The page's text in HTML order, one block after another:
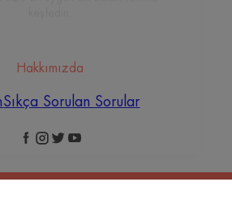
yardımıyla gerçekten ihtiyacı olanı
en uygun cilt bakım rutinini
IÇIN TEŞHISIM
Hakkımızda
Sıkça Sorulan Sorular